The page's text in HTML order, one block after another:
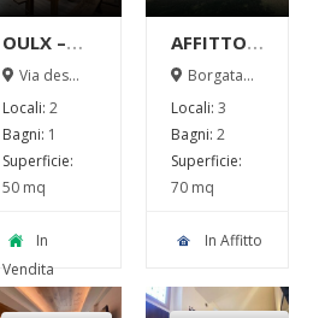
OULX –
BILOCALE
A NUOVO
IN PIENO
CENTRO!
Via des
Locali: 2
Bagni: 1
Superficie:
50 mq
In
Vendita
AFFITTO –
SPLENDIDO
IN VILLA !
Borgata
Moncalieri
Locali: 3
Bagni: 2
Superficie:
70 mq
In Affitto